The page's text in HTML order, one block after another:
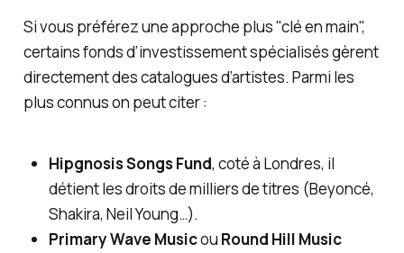
Si vous préférez une approche plus "clé en main",
certains fonds d’investissement spécialisés gèrent
directement des catalogues d’artistes. Parmi les
plus connus on peut citer :
Hipgnosis Songs Fund, coté à Londres, il
détient les droits de milliers de titres (Beyoncé,
Shakira, Neil Young…).
Primary Wave Musicou Round Hill Music